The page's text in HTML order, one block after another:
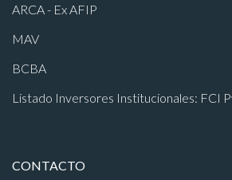
ARCA - Ex AFIP
MAV
BCBA
Listado Inversores Institucionales: FCI
CONTACTO